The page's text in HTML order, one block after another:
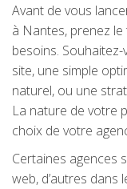
Avant de vous
à Nantes, prenez
besoins.
site, une simple
naturel, ou une
La nature de votre
choix de votre
Certaines agences
web, d’autres